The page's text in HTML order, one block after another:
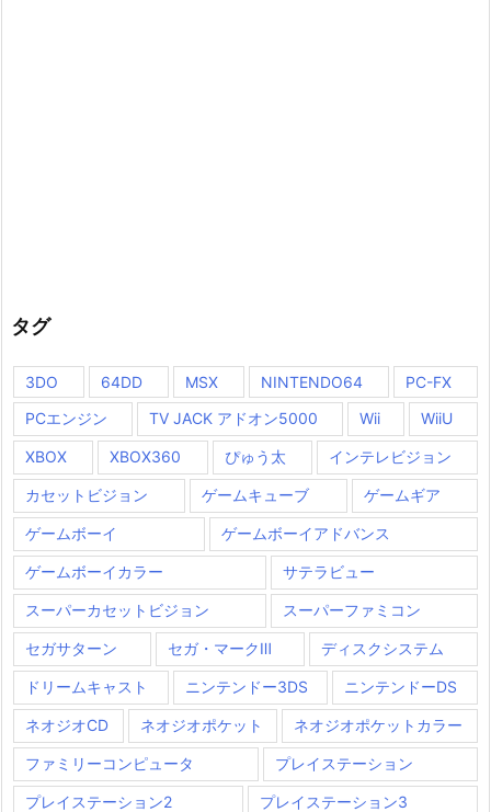
タグ
3DO 64DD MSX NINTENDO64
PC-FX
PCエンジン
TV JACK アドオン5000 Wii WiiU
XBOX XBOX360 ぴゅう太 インテレビジョン
カセットビジョン ゲームキューブ ゲームギア
ゲームボーイ ゲームボーイアドバンス
ゲームボーイカラー サテラビュー
スーパーカセットビジョン スーパーファミコン
セガサターン セガ・マークⅢ ディスクシステム
ドリームキャスト ニンテンドー3DS ニンテンドーDS
ネオジオCD ネオジオポケット ネオジオポケットカラー
ファミリーコンピュータ プレイステーション
プレイステーション2 プレイステーション3